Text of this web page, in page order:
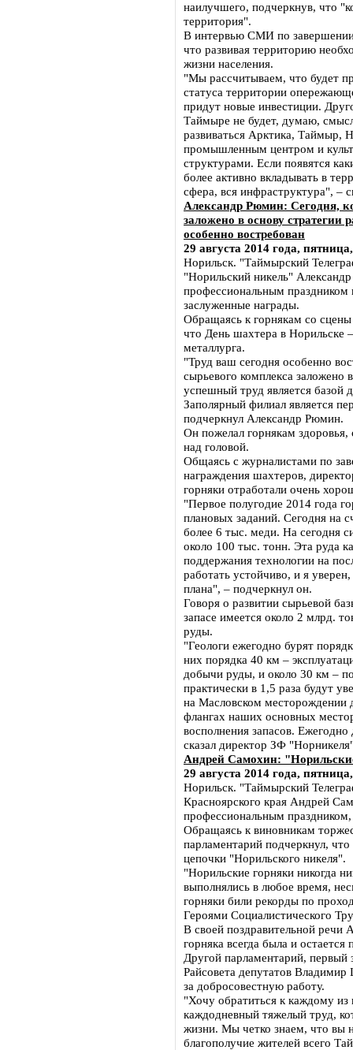
наилучшего, подчеркнув, что
территория".
В интервью СМИ по завершении
что развивая территорию
жизни населения.
"Мы рассчитываем, что будет
статуса территории
придут новые инвестиции.
Таймыре не будет, думаю,
развиваться Арктика, Таймыр,
промышленным центром и
структурами. Если появятся
более активно вкладывать в
сфера, вся инфраструктура", –
Александр Рюмин: Сегодня,
заложено в основу стратегии
особенно востребован
29 августа 2014 года,
Норильск. "Таймырский
"Норильский никель"
профессиональным
заслуженные награды.
Обращаясь к горнякам со
что День шахтера в Норильске
металлурга.
"Труд ваш сегодня особенно
сырьевого комплекса заложено
успешный труд является базой
Заполярный филиал является
подчеркнул Александр Рюмин.
Он пожелал горнякам здоровья,
над головой.
Общаясь с журналистами по
награждения шахтеров,
горняки отработали очень
"Первое полугодие 2014 года
плановых заданий. Сегодня на
более 6 тыс. меди. На сегодня
около 100 тыс. тонн. Эта руда
поддержания технологии на
работать устойчиво, и я
плана", – подчеркнул он.
Говоря о развитии сырьевой
запасе имеется около 2 млрд.
руды.
"Геологи ежегодно бурят
них порядка 40 км –
добычи руды, и около 30 км –
практически в 1,5 раза будут
на Масловском месторождении
флангах наших основных
восполнения запасов.
сказал директор ЗФ
Андрей Самохин:
29 августа 2014 года,
Норильск. "Таймырский
Красноярского края Андрей
профессиональным
Обращаясь к виновникам
парламентарий подчеркнул, что
цепочки "Норильского никеля".
"Норильские горняки никогда
выполнялись в любое время,
горняки били рекорды по
Героями Социалистического
В своей поздравительной
горняка всегда была и остается
Другой парламентарий, первый
Райсовета депутатов
за добросовестную работу.
"Хочу обратиться к каждому из
каждодневный тяжелый труд,
жизни. Мы четко знаем, что вы
благополучие жителей всего